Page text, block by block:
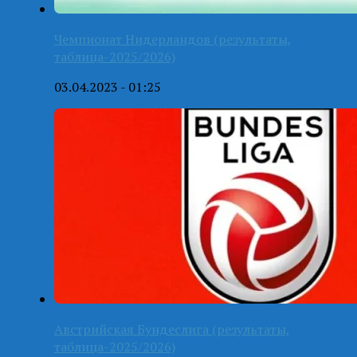
Чемпионат Нидерландов (результаты,
таблица-2025/2026)
03.04.2023 - 01:25
Австрийская Бундеслига (результаты,
таблица-2025/2026)